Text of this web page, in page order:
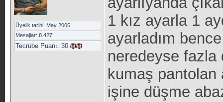
Üyelik tarihi: May 2006
Mesajlar: 8.427
Tecrübe Puanı: 30
1 kız ayarla 1
ayarladım
neredeyse fazla
kumaş pantolan
işine düşme